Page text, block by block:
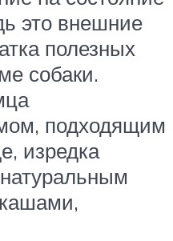
это внешние
полезных
собаки.
подходящим
изредка